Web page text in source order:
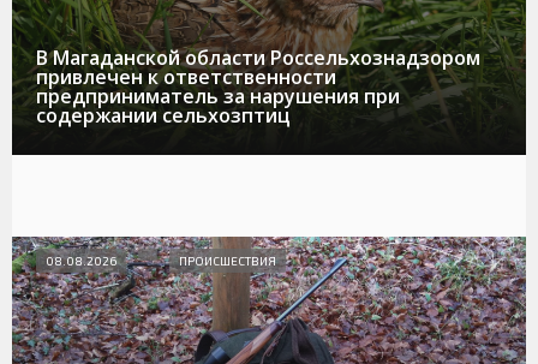
В Магаданской области Россельхознадзором
привлечен к ответственности
предприниматель за нарушения при
содержании сельхозптиц
08.08.2026 ПРОИСШЕСТВИЯ